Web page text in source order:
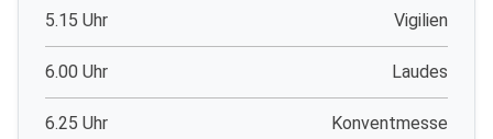
5.15 Uhr Vigilien
6.00 Uhr Laudes
6.25 Uhr Konventmesse